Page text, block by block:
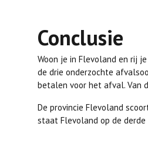
Conclusie
Woon je in Flevoland en rij
de drie onderzochte
betalen voor het afval. Van
De provincie Flevoland
staat Flevoland op de derde